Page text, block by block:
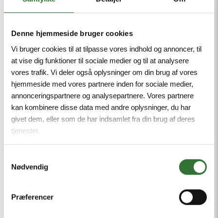
Denne hjemmeside bruger cookies
Vi bruger cookies til at tilpasse vores indhold og annoncer, til
at vise dig funktioner til sociale medier og til at analysere
vores trafik. Vi deler også oplysninger om din brug af vores
hjemmeside med vores partnere inden for sociale medier,
annonceringspartnere og analysepartnere. Vores partnere
kan kombinere disse data med andre oplysninger, du har
givet dem, eller som de har indsamlet fra din brug af deres
tjenester.
Nødvendig
Præferencer
For de virksomheder, der ønsker at
tilbyde deres kunder en reel komplet
løsning, er kabelholdere et vigtigt
element i designet af elektriske
systemer. Kortslutning kan forekomme
når som helst i et projekt og forårsage
spildt arbejdstid, omarbejdning og
potentiel alvorlige eller dødelige skader.
på, at de kabelholdere, de har valgt,
med maksimale fejlstrømme.